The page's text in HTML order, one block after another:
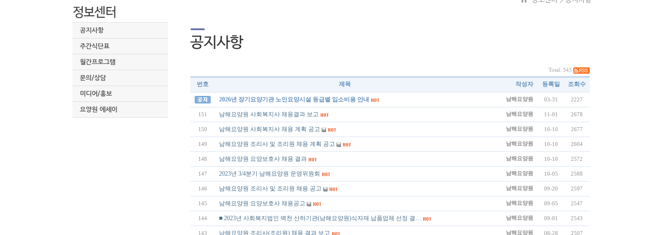
공지사항
주간식단표
월간프로그램
문의/상담
미디어/홍보
요양원 에세이
Total. 343
번호 제목 작성자 등록일 조회수
2026년 장기요양기관 노인요양시설 등급별 입소비용 안내 남해요양원 03-31 2227
151 남해요양원 사회복지사 채용결과 보고 남해요양원 11-01 2678
150 남해요양원 사회복지사 채용 계획 공고 남해요양원 10-10 2677
149 남해요양원 조리사 및 조리원 채용 계획 공고 남해요양원 10-10 2604
148 남해요양원 요양보호사 채용 결과 남해요양원 10-10 2572
147 2023년 3/4분기 남해요양원 운영위원회 남해요양원 10-05 2588
146 남해요양원 조리사 및 조리원 채용 공고 남해요양원 09-20 2597
145 남해요양원 요양보호사 채용공고 남해요양원 09-05 2547
144 ■ 2023년 사회복지법인 벽천 산하기관(남해요양원)식자재 납품업체 선정 결… 남해요양원 09-01 2543
143 남해요양원 조리사(조리원) 채용 결과 보고 남해요양원 08-28 2507